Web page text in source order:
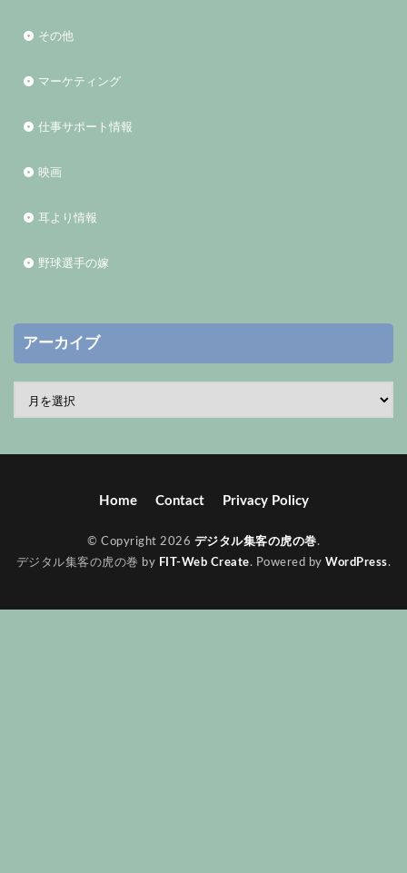
その他
マーケティング
仕事サポート情報
映画
耳より情報
野球選手の嫁
アーカイブ
Home Contact Privacy Policy
© Copyright 2026 デジタル集客の虎の巻.
デジタル集客の虎の巻 by FIT-Web Create. Powered byWordPress.